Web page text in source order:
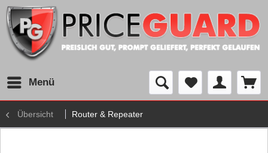
Menü
Übersicht Router & Repeater